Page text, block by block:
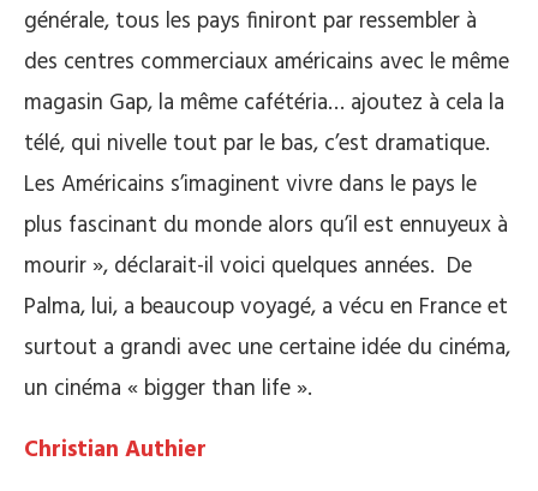
générale, tous les pays finiront par ressembler à
des centres commerciaux américains avec le même
magasin Gap, la même cafétéria… ajoutez à cela la
télé, qui nivelle tout par le bas, c’est dramatique.
Les Américains s’imaginent vivre dans le pays le
plus fascinant du monde alors qu’il est ennuyeux à
mourir », déclarait-il voici quelques années. De
Palma, lui, a beaucoup voyagé, a vécu en France et
surtout a grandi avec une certaine idée du cinéma,
un cinéma « bigger than life ».
Christian Authier